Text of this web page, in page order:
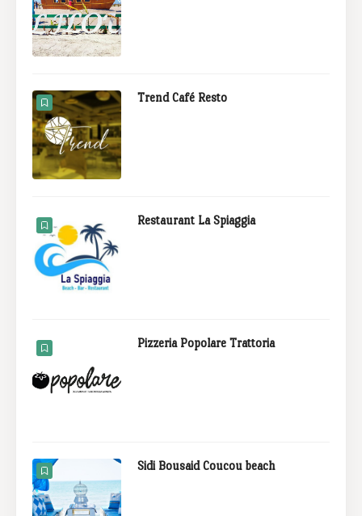
Trend Café Resto
Restaurant La Spiaggia
Pizzeria Popolare Trattoria
Sidi Bousaid Coucou beach